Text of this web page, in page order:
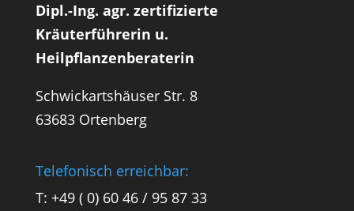
Dipl.-Ing. agr. zertifizierte
Kräuterführerin u.
Heilpflanzenberaterin
Schwickartshäuser Str. 8
63683 Ortenberg
Telefonisch erreichbar:
T: +49 ( 0) 60 46 / 95 87 33